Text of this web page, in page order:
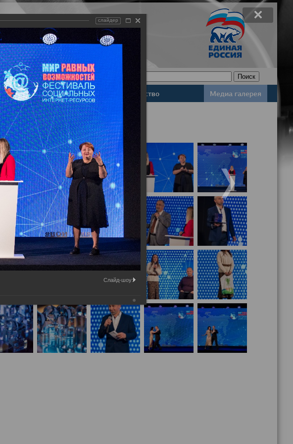
Задать вопрос
Базы данных Законодательство Медиа галерея
слайдер
Слайд-шоу: